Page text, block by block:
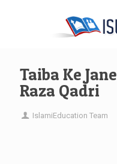
Taiba Ke
Raza Qadri
IslamiEducation Team